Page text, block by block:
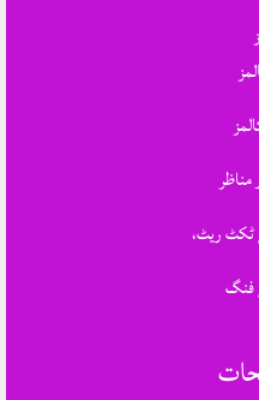
مناظر
ٹکٹ ریٹ،